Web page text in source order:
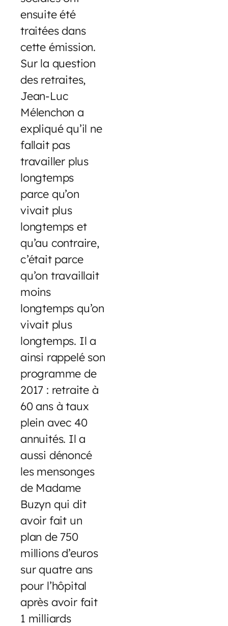
ensuite été
traitées dans
cette émission.
Sur la question
des retraites,
Jean-Luc
Mélenchon a
expliqué qu’il ne
fallait pas
travailler plus
longtemps
parce qu’on
vivait plus
longtemps et
qu’au contraire,
c’était parce
qu’on travaillait
moins
longtemps qu’on
vivait plus
longtemps. Il a
ainsi rappelé son
programme de
2017 : retraite à
60 ans à taux
plein avec 40
annuités. Il a
aussi dénoncé
les mensonges
de Madame
Buzyn qui dit
avoir fait un
plan de 750
millions d’euros
sur quatre ans
pour l’hôpital
après avoir fait
1 milliards